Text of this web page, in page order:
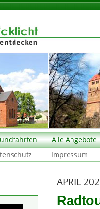
Alle Angebote
Impressum
APRIL